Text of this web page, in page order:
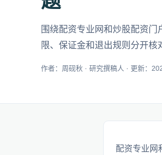
围绕配资专业网和炒股配资
限、保证金和退出规则分开核
作者：周砚秋 · 研究撰稿人 · 更新：
配资专业网